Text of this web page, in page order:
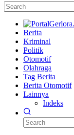
Berita
Kriminal
Politik
Otomotif
Olahraga
Tag Berita
Berita Otomotif
Lainnya
Indeks